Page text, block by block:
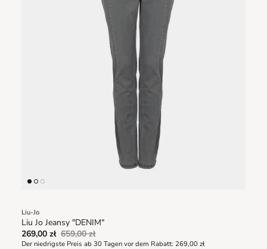
Liu-Jo
Liu Jo Jeansy "DENIM"
269,00 zł 659,00 zł
Der niedrigste Preis ab 30 Tagen vor dem Rabatt: 269,00 zł